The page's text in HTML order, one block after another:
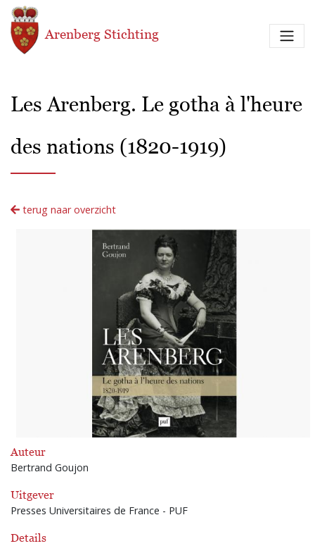
Overslaan en naar de inhoud gaan
Arenberg Stichting
Les Arenberg. Le gotha à l'heure
des nations (1820-1919)
terug naar overzicht
Auteur
Bertrand Goujon
Uitgever
Presses Universitaires de France - PUF
Details